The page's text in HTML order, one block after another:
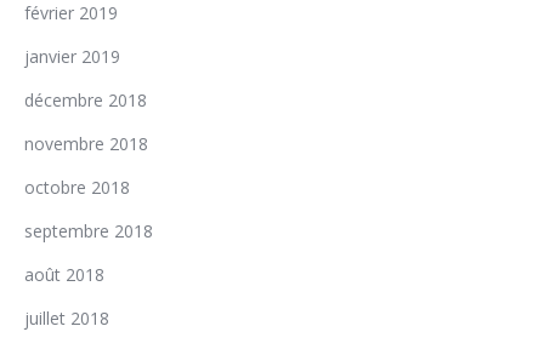
février 2019
janvier 2019
décembre 2018
novembre 2018
octobre 2018
septembre 2018
août 2018
juillet 2018